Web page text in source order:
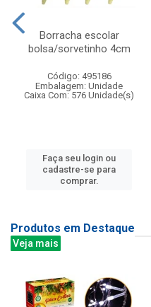
Borracha escolar
bolsa/sorvetinho 4cm
Código: 495186
Embalagem: Unidade
Caixa Com: 576 Unidade(s)
Faça seu login ou
cadastre-se para
comprar.
Produtos em Destaque
Veja mais